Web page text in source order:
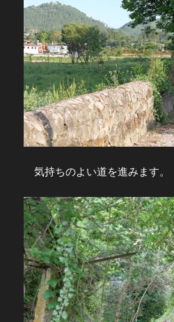
気持ちのよい道を進みます。